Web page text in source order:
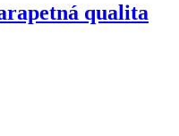
qualita